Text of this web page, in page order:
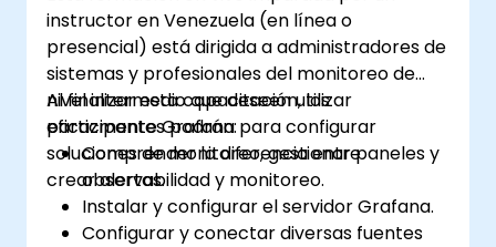
instructor en Venezuela (en línea o
presencial) está dirigida a administradores de
sistemas y profesionales del monitoreo de
nivel intermedio que deseen utilizar
eficazmente Grafana para configurar
soluciones de monitoreo, gestionar paneles y
crear alertas.
Al finalizar esta capacitación, los
participantes podrán:
Comprender la diferencia entre
observabilidad y monitoreo.
Instalar y configurar el servidor Grafana.
Configurar y conectar diversas fuentes